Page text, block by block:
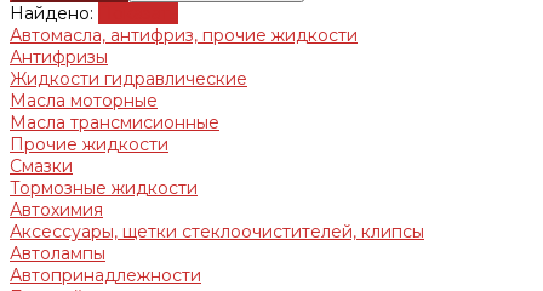
Найдено:
Автомасла, антифриз, прочие жидкости
Антифризы
Жидкости гидравлические
Масла моторные
Масла трансмисионные
Прочие жидкости
Смазки
Тормозные жидкости
Автохимия
Аксессуары, щетки стеклоочистителей, клипсы
Автолампы
Автопринадлежности